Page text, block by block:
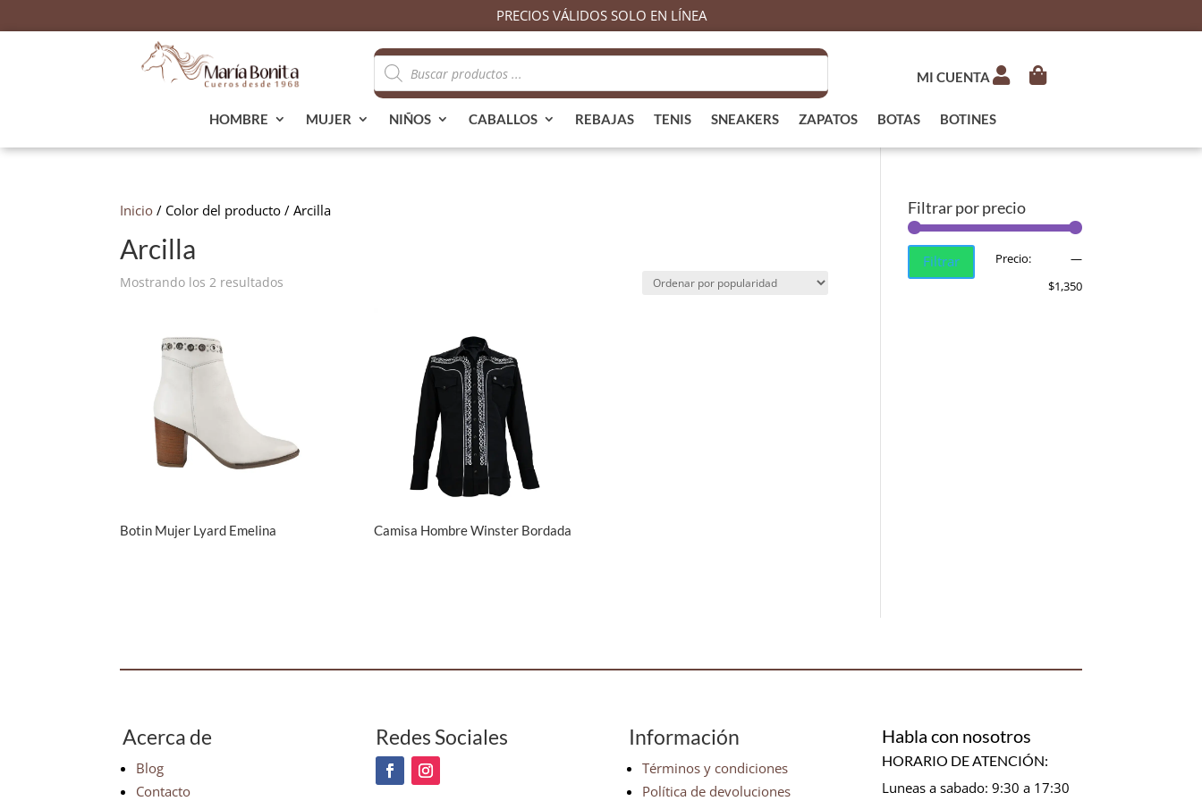
PRECIOS VÁLIDOS SOLO EN LÍNEA
Búsqueda
de
productos
MI CUENTA
HOMBRE MUJER NIÑOS CABALLOS REBAJAS TENIS SNEAKERS ZAPATOS BOTAS BOTINES
Inicio / Color del producto / Arcilla
Arcilla
Mostrando los 2 resultados
Botin Mujer Lyard Emelina Camisa Hombre Winster Bordada
Filtrar por precio
Precio
mínimo
Precio
máximo
Filtrar Precio:
—
$1,350
Acerca de
Blog
Contacto
Redes Sociales Información
Términos y condiciones
Política de devoluciones
Habla con nosotros
HORARIO DE ATENCIÓN:
Luneas a sabado: 9:30 a 17:30